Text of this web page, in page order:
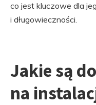
co jest kluczowe dla
i długowieczności.
Jakie są
na